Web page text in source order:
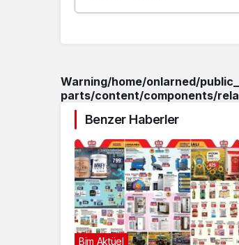
Warning/home/onlarned/
parts/content/components/
Benzer Haberler
Bim Aktüel